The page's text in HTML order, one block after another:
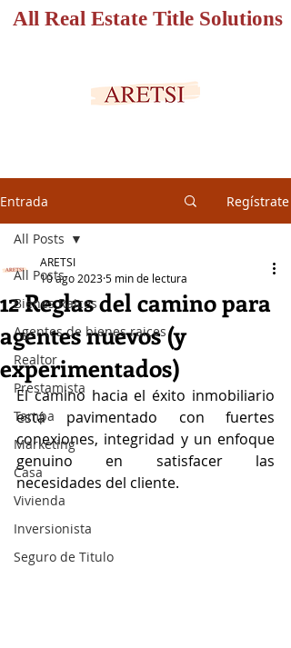
All Real Estate Title Solutions
Entrada Regístrate
All Posts
Bienes Raices
Agentes de bienes raices
Realtor
Prestamista
Tampa
Marketing
Casa
Vivienda
Inversionista
Seguro de Titulo
All Posts
12 Reglas del camino para
agentes nuevos (y
experimentados)
ARETSI
10 ago 20235 min de lectura
El camino hacia el éxito inmobiliario
está pavimentado con fuertes
conexiones, integridad y un enfoque
genuino en satisfacer las
necesidades del cliente.